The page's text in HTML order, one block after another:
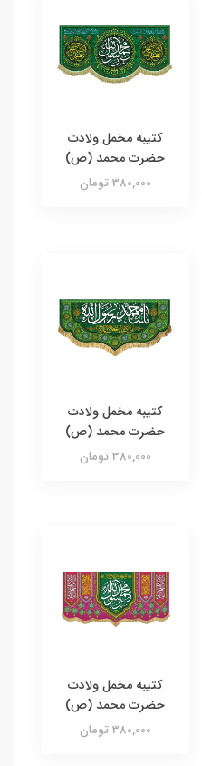
کتیبه مخمل ولادت
حضرت محمد (ص)
380,000 تومان
کتیبه مخمل ولادت
حضرت محمد (ص)
380,000 تومان
کتیبه مخمل ولادت
حضرت محمد (ص)
380,000 تومان